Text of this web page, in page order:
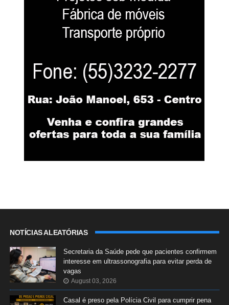
NOTÍCIAS ALEATÓRIAS
Secretaria da Saúde pede que pacientes confirmem
interesse em ultrassonografia para evitar perda de
vagas
August 03, 2026
Casal é preso pela Polícia Civil para cumprir pena